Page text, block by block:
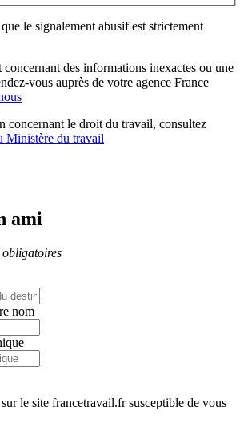
le signalement abusif est strictement
des informations inexactes ou une
vous auprès de votre agence France
concernant le droit du travail, consultez
Ministère du travail
ami
obligatoires
nom
le site francetravail.fr susceptible de vous